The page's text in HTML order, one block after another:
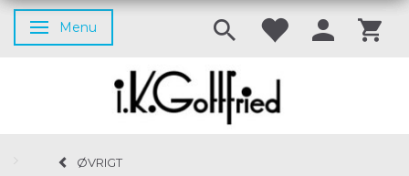
Skifte navigation
Menu
ØVRIGT